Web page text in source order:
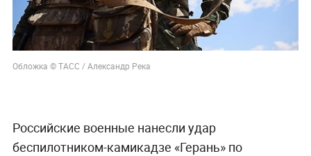
Обложка © ТАСС / Александр Река
Российские военные нанесли удар
беспилотником-камикадзе «Герань» по